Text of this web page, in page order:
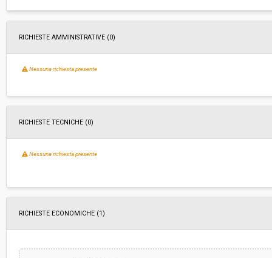
RICHIESTE AMMINISTRATIVE (0)
Nessuna richiesta presente
RICHIESTE TECNICHE (0)
Nessuna richiesta presente
RICHIESTE ECONOMICHE (1)